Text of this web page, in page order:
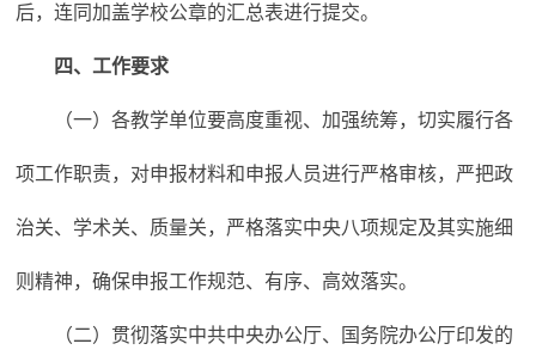
后，连同加盖学校公章的汇总表进行提交。
四、工作要求
（一）各教学单位要高度重视、加强统筹，切实履行各
项工作职责，对申报材料和申报人员进行严格审核，严把政
治关、学术关、质量关，严格落实中央八项规定及其实施细
则精神，确保申报工作规范、有序、高效落实。
（二）贯彻落实中共中央办公厅、国务院办公厅印发的